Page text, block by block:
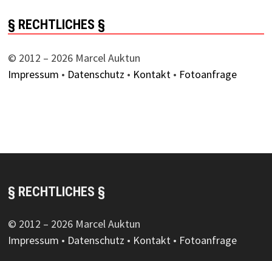
§ RECHTLICHES §
© 2012 – 2026 Marcel Auktun
Impressum • Datenschutz • Kontakt• Fotoanfrage
§ RECHTLICHES §
© 2012 – 2026 Marcel Auktun
Impressum • Datenschutz • Kontakt• Fotoanfrage